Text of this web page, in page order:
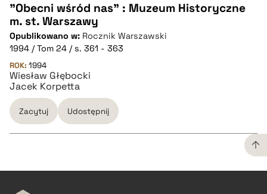
CZYSTY TEKST
pobierz cytat
BIBTEX
pobierz cytat
"Obecni wśród nas" : Muzeum Historyczne
m. st. Warszawy
Opublikowano w: Rocznik Warszawski
1994 / Tom 24 / s. 361 - 363
ROK: 1994
Wiesław Głębocki
Jacek Korpetta
Zacytuj Udostępnij
CZYSTY TEKST